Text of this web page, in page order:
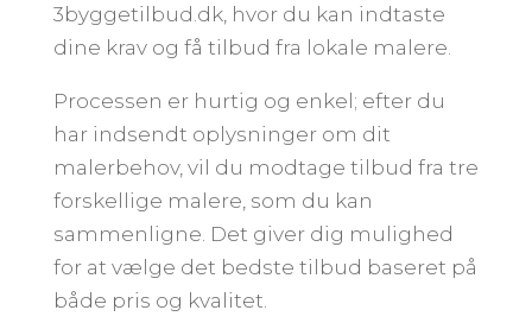
3byggetilbud.dk, hvor du kan indtaste
dine krav og få tilbud fra lokale malere.
Processen er hurtig og enkel; efter du
har indsendt oplysninger om dit
malerbehov, vil du modtage tilbud fra tre
forskellige malere, som du kan
sammenligne. Det giver dig mulighed
for at vælge det bedste tilbud baseret på
både pris og kvalitet.